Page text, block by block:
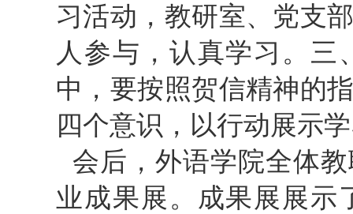
习活动，教研室、党支
人参与，认真学习。
中，要按照贺信精神的
四个意识，以行动展示
会后，外语学院全体
业成果展。成果展展示